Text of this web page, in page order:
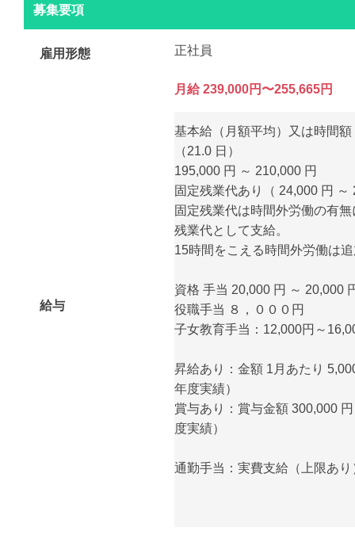
募集要項
雇用形態 正社員
給与
月給 239,000円〜255,665円
基本給（月額平均）又は時間
（21.0 日）
195,000 円 ～ 210,000 円
固定残業代あり（ 24,000 円 ～
固定残業代は時間外労働の有
残業代として支給。
15時間をこえる時間外労働は
資格 手当 20,000 円 ～ 20,000
役職手当 ８，０００円
子女教育手当：12,000円～
昇給あり：金額 1月あたり
年度実績）
賞与あり：賞与金額 300,000
度実績）
通勤手当：実費支給（上限あ